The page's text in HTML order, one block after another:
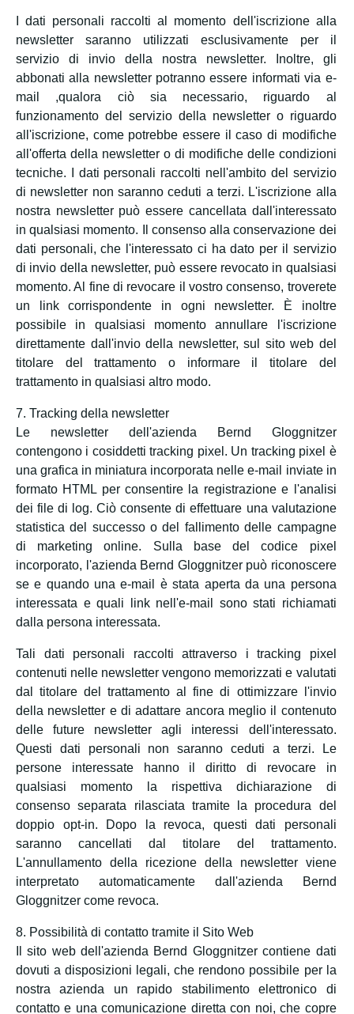
I dati personali raccolti al momento dell'iscrizione alla
newsletter saranno utilizzati esclusivamente per il
servizio di invio della nostra newsletter. Inoltre, gli
abbonati alla newsletter potranno essere informati via e-
mail ,qualora ciò sia necessario, riguardo al
funzionamento del servizio della newsletter o riguardo
all'iscrizione, come potrebbe essere il caso di modifiche
all'offerta della newsletter o di modifiche delle condizioni
tecniche. I dati personali raccolti nell'ambito del servizio
di newsletter non saranno ceduti a terzi. L'iscrizione alla
nostra newsletter può essere cancellata dall'interessato
in qualsiasi momento. Il consenso alla conservazione dei
dati personali, che l'interessato ci ha dato per il servizio
di invio della newsletter, può essere revocato in qualsiasi
momento. Al fine di revocare il vostro consenso, troverete
un link corrispondente in ogni newsletter. È inoltre
possibile in qualsiasi momento annullare l'iscrizione
direttamente dall'invio della newsletter, sul sito web del
titolare del trattamento o informare il titolare del
trattamento in qualsiasi altro modo.
7. Tracking della newsletter
Le newsletter dell'azienda Bernd Gloggnitzer
contengono i cosiddetti tracking pixel. Un tracking pixel è
una grafica in miniatura incorporata nelle e-mail inviate in
formato HTML per consentire la registrazione e l'analisi
dei file di log. Ciò consente di effettuare una valutazione
statistica del successo o del fallimento delle campagne
di marketing online. Sulla base del codice pixel
incorporato, l'azienda Bernd Gloggnitzer può riconoscere
se e quando una e-mail è stata aperta da una persona
interessata e quali link nell'e-mail sono stati richiamati
dalla persona interessata.
Tali dati personali raccolti attraverso i tracking pixel
contenuti nelle newsletter vengono memorizzati e valutati
dal titolare del trattamento al fine di ottimizzare l'invio
della newsletter e di adattare ancora meglio il contenuto
delle future newsletter agli interessi dell'interessato.
Questi dati personali non saranno ceduti a terzi. Le
persone interessate hanno il diritto di revocare in
qualsiasi momento la rispettiva dichiarazione di
consenso separata rilasciata tramite la procedura del
doppio opt-in. Dopo la revoca, questi dati personali
saranno cancellati dal titolare del trattamento.
L'annullamento della ricezione della newsletter viene
interpretato automaticamente dall'azienda Bernd
Gloggnitzer come revoca.
8. Possibilità di contatto tramite il Sito Web
Il sito web dell'azienda Bernd Gloggnitzer contiene dati
dovuti a disposizioni legali, che rendono possibile per la
nostra azienda un rapido stabilimento elettronico di
contatto e una comunicazione diretta con noi, che copre